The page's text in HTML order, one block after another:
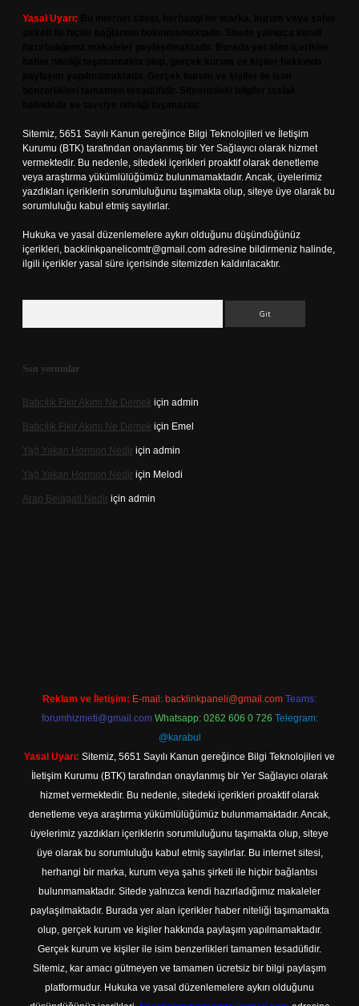
Yasal Uyarı:
Sitemiz, 5651 Sayılı Kanun gereğince Bilgi Teknolojileri ve İletişim
Kurumu (BTK) tarafından onaylanmış bir Yer Sağlayıcı olarak hizmet
vermektedir. Bu nedenle, sitedeki içerikleri proaktif olarak denetleme
veya araştırma yükümlülüğümüz bulunmamaktadır. Ancak, üyelerimiz
yazdıkları içeriklerin sorumluluğunu taşımakta olup, siteye üye olarak bu
sorumluluğu kabul etmiş sayılırlar.
Hukuka ve yasal düzenlemelere aykırı olduğunu düşündüğünüz
içerikleri, backlinkpanelicomtr@gmail.com adresine bildirmeniz halinde,
ilgili içerikler yasal süre içerisinde sitemizden kaldırılacaktır.
Son yorumlar
Batıcılık Fikir Akımı Ne Demek için admin
Batıcılık Fikir Akımı Ne Demek için Emel
Yağ Yakan Hormon Nedir için admin
Yağ Yakan Hormon Nedir için Melodi
Arap Belagati Nedir için admin
Reklam ve İletişim: E-mail: backlinkpaneli@gmail.com Teams:
forumhizmeti@gmail.com Whatsapp: 0262 606 0 726 Telegram:
@karabul
Yasal Uyarı: Sitemiz, 5651 Sayılı Kanun gereğince Bilgi Teknolojileri ve
İletişim Kurumu (BTK) tarafından onaylanmış bir Yer Sağlayıcı olarak
hizmet vermektedir. Bu nedenle, sitedeki içerikleri proaktif olarak
denetleme veya araştırma yükümlülüğümüz bulunmamaktadır. Ancak,
üyelerimiz yazdıkları içeriklerin sorumluluğunu taşımakta olup, siteye
üye olarak bu sorumluluğu kabul etmiş sayılırlar. Bu internet sitesi,
herhangi bir marka, kurum veya şahıs şirketi ile hiçbir bağlantısı
bulunmamaktadır. Sitede yalnızca kendi hazırladığımız makaleler
paylaşılmaktadır. Burada yer alan içerikler haber niteliği taşımamakta
olup, gerçek kurum ve kişiler hakkında paylaşım yapılmamaktadır.
Gerçek kurum ve kişiler ile isim benzerlikleri tamamen tesadüfidir.
Sitemiz, kar amacı gütmeyen ve tamamen ücretsiz bir bilgi paylaşım
platformudur. Hukuka ve yasal düzenlemelere aykırı olduğunu